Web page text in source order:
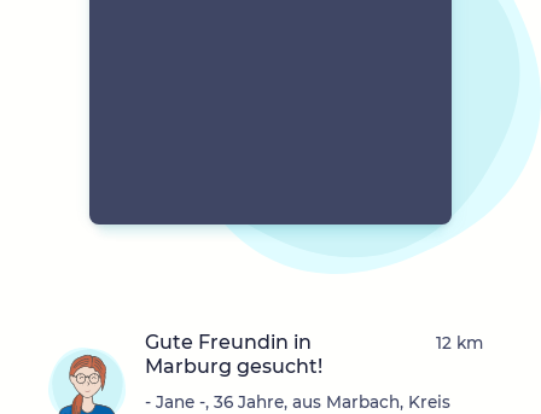
Gute Freundin in
Marburg gesucht!
- Jane -, 36 Jahre, aus Marbach, Kreis
12 km